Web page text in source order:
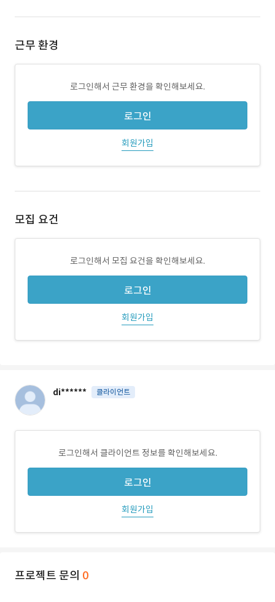
근무 환경
로그인해서 근무 환경을 확인해보세요.
로그인
회원가입
모집 요건
로그인해서 모집 요건을 확인해보세요.
로그인
회원가입
di****** 클라이언트
로그인해서 클라이언트 정보를 확인해보세요.
로그인
회원가입
프로젝트 문의 0